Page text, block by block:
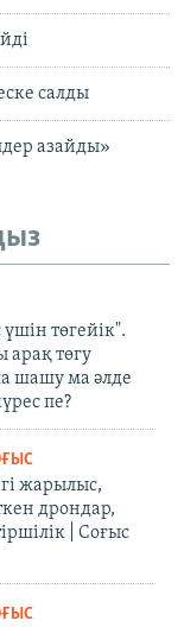
салды
азайды»
төгейік".
арақ төгу
шашу ма әлде
пе?
жарылыс,
дрондар,
| Cоғыс